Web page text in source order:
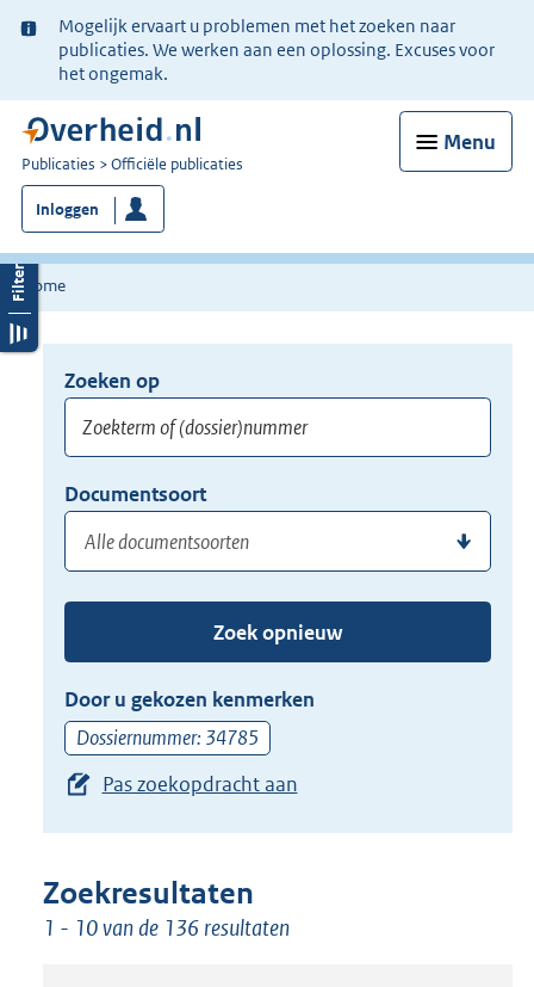
Ter
informatie:
Mogelijk ervaart u problemen met het zoeken naar
publicaties. We werken aan een oplossing. Excuses voor
het ongemak.
Menu
U
bent
nu
hier:
Publicaties Officiële publicaties
Inloggen
Home
Opnieuw
zoeken:
Zoeken op
of
(dossier)nummer
hier
uw
zoekterm
of
(dossier)nummer
in
Documentsoort
of
de
pijl
beneden
toets
Zoek opnieuw
Door u gekozen kenmerken
Dossiernummer: 34785
Pas zoekopdracht aan
Zoekresultaten
1 - 10 van de 136 resultaten